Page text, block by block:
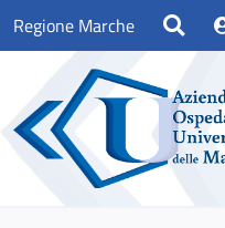
Regione Marche